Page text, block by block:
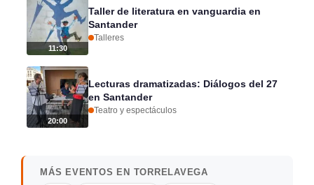
11:30
Taller de literatura en vanguardia en
Santander
Talleres
20:00
Lecturas dramatizadas: Diálogos del 27
en Santander
Teatro y espectáculos
MÁS EVENTOS EN TORRELAVEGA